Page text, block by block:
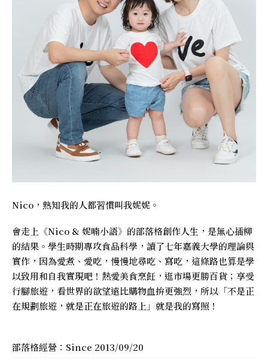
Nico，熟知我的人都習慣叫我妮妮。
會走上《Nico & 妮喃小語》的部落格創作人生，是無心插柳
的結果。學生時期專攻食品科學，讀了七年嘉義大學的理論與
實作，因為愛煮、愛吃，慢慢地尋吃、寫吃，這條路也算是學
以致用和自我實現吧！熱愛美食烹飪，逛市場更勝百貨；享受
行腳旅遊，看世界的欲望遠比購物血拚更強烈，所以「不是正
在規劃旅遊，就是正在旅遊的路上」就是我的寫照！
部落格經營：Since 2013/09/20